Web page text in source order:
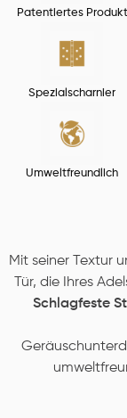
Patentiertes Produkt
Spezialscharnier
Umweltfreundlich
Mit seiner Textur
Tür, die Ihres
Schlagfeste